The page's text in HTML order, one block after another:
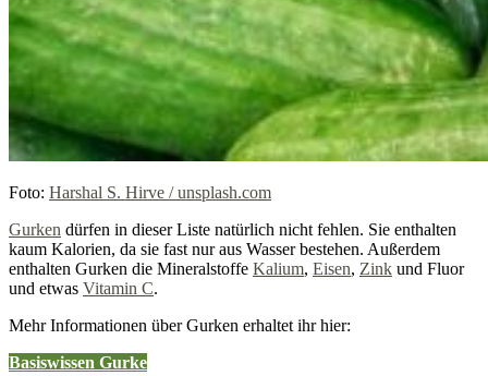
Foto: Harshal S. Hirve / unsplash.com
Gurken dürfen in dieser Liste natürlich nicht fehlen. Sie enthalten
kaum Kalorien, da sie fast nur aus Wasser bestehen. Außerdem
enthalten Gurken die Mineralstoffe Kalium, Eisen, Zink und Fluor
und etwas Vitamin C.
Mehr Informationen über Gurken erhaltet ihr hier:
Basiswissen Gurke